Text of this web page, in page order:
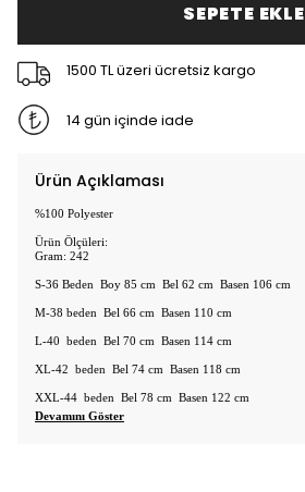
SEPETE EKLE
1500 TL üzeri ücretsiz kargo
14 gün içinde iade
Ürün Açıklaması
%100 Polyester
Ürün Ölçüleri:
Gram: 242
S-36 Beden Boy 85 cm Bel 62 cm Basen 106 cm
M-38 beden Bel 66 cm Basen 110 cm
L-40 beden Bel 70 cm Basen 114 cm
XL-42 beden Bel 74 cm Basen 118 cm
XXL-44 beden Bel 78 cm Basen 122 cm
Devamını Göster